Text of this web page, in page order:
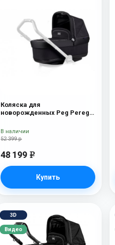
Коляска для
новорожденных Peg Perego
52 399 р
48 199 e
Купить
В наличии
3D
Видео